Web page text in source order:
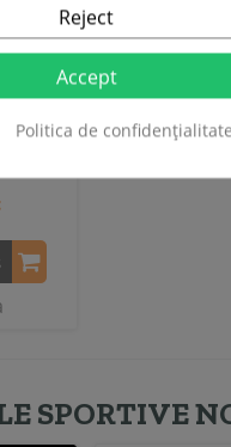
30 kg
SPORTIVE
Reject
Accept
Politica de